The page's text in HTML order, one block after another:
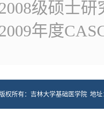
级硕士
年度
权所有：吉林大学基础医学院 地